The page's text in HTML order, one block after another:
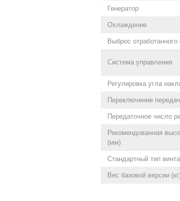
Генератор
Охлаждение
Выброс отработанного
Система управления
Регулировка угла
Переключение передач
Передаточное число
Рекомендованная
(мм)
Стандартный тип винта
Вес базовой версии